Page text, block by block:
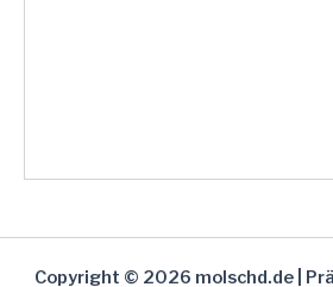
Copyright © 2026 molschd.de |